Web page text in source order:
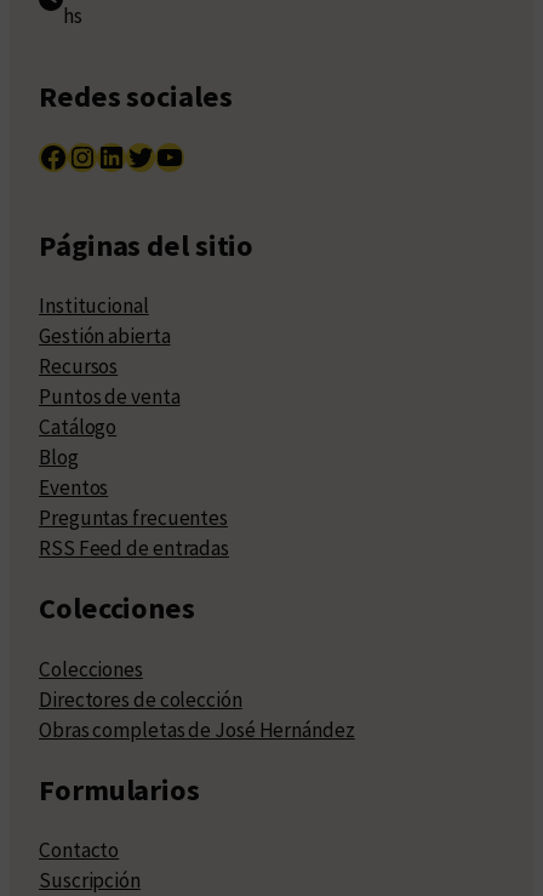
hs
Redes sociales
Facebook InstagramLinkedIn Twitter YouTube
Páginas del sitio
Institucional
Gestión abierta
Recursos
Puntos de venta
Catálogo
Blog
Eventos
Preguntas frecuentes
RSS Feed de entradas
Colecciones
Colecciones
Directores de colección
Obras completas de José Hernández
Formularios
Contacto
Suscripción